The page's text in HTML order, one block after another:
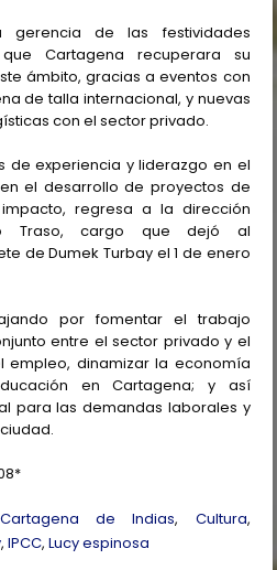
de las festividades
Cartagena recuperara su
ámbito, gracias a eventos con
de talla internacional, y nuevas
con el sector privado.
de experiencia y liderazgo en el
el desarrollo de proyectos de
regresa a la dirección
Traso, cargo que dejó al
de Dumek Turbay el 1 de enero
por fomentar el trabajo
entre el sector privado y el
empleo, dinamizar la economía
en Cartagena; y así
para las demandas laborales y
Cartagena de Indias, Cultura,
,IPCC,Lucy espinosa